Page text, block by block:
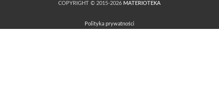
COPYRIGHT © 2015-2026 MATERIOTEKA
Polityka prywatności